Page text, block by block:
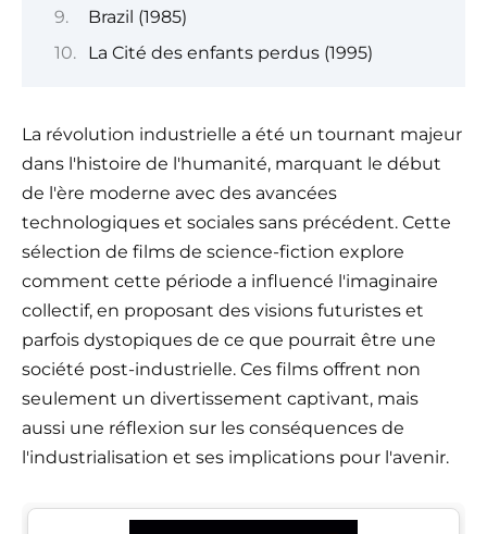
Brazil (1985)
La Cité des enfants perdus (1995)
La révolution industrielle a été un tournant majeur
dans l'histoire de l'humanité, marquant le début
de l'ère moderne avec des avancées
technologiques et sociales sans précédent. Cette
sélection de films de science-fiction explore
comment cette période a influencé l'imaginaire
collectif, en proposant des visions futuristes et
parfois dystopiques de ce que pourrait être une
société post-industrielle. Ces films offrent non
seulement un divertissement captivant, mais
aussi une réflexion sur les conséquences de
l'industrialisation et ses implications pour l'avenir.